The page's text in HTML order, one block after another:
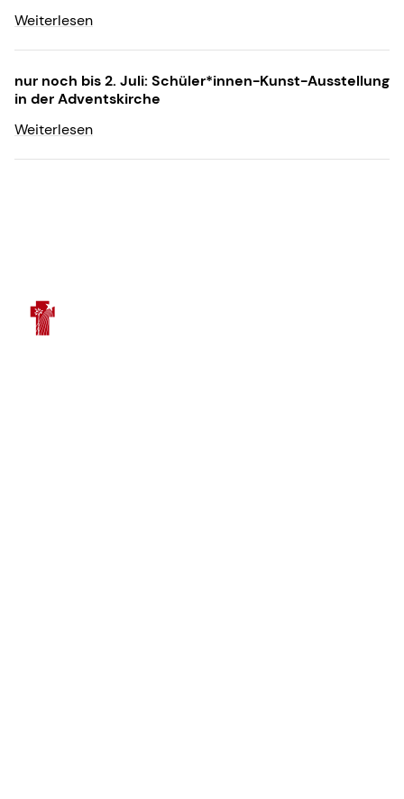
Weiterlesen
nur noch bis 2. Juli: Schüler*innen-Kunst-Ausstellung
in der Adventskirche
Weiterlesen